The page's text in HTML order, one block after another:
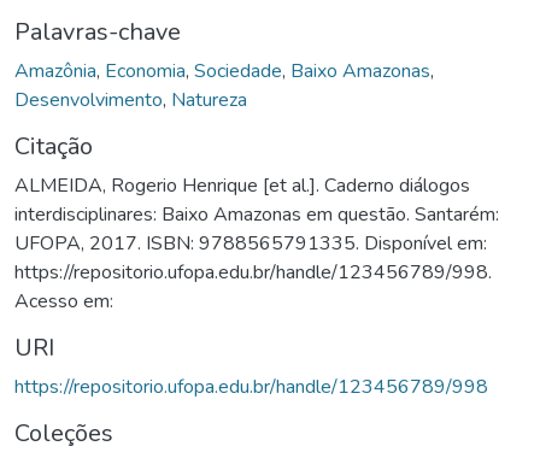
Palavras-chave
Amazônia, Economia, Sociedade, Baixo Amazonas,
Desenvolvimento, Natureza
Citação
ALMEIDA, Rogerio Henrique [et al.]. Caderno diálogos
interdisciplinares: Baixo Amazonas em questão. Santarém:
UFOPA, 2017. ISBN: 9788565791335. Disponível em:
https://repositorio.ufopa.edu.br/handle/123456789/998.
Acesso em:
URI
https://repositorio.ufopa.edu.br/handle/123456789/998
Coleções